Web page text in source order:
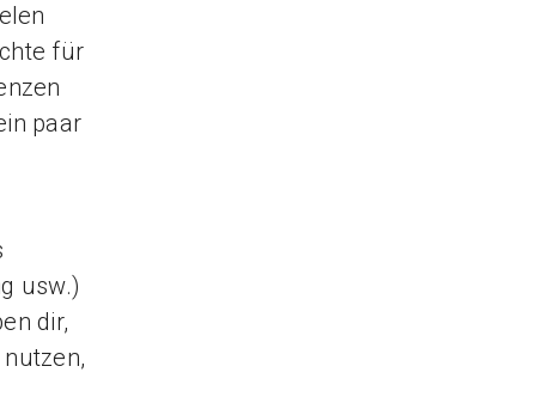
für
paar
usw.)
dir,